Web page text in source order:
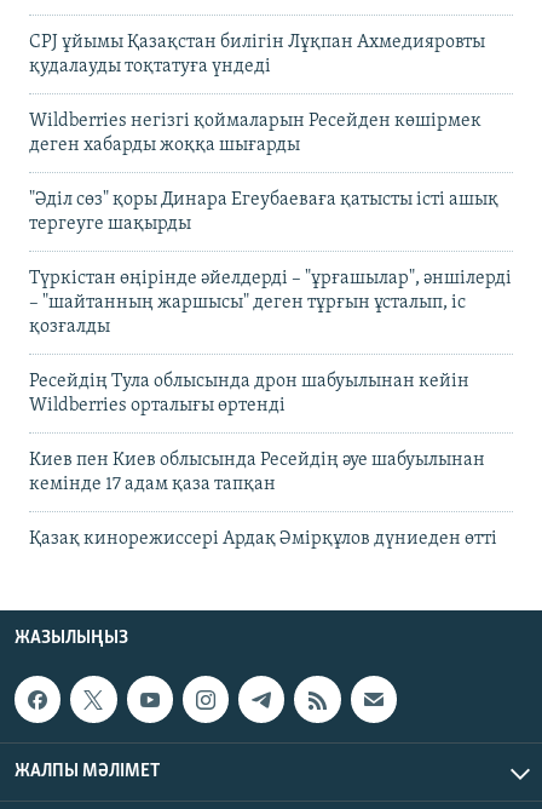
CPJ ұйымы Қазақстан билігін Лұқпан Ахмедияровты
қудалауды тоқтатуға үндеді
Wildberries негізгі қоймаларын Ресейден көшірмек
деген хабарды жоққа шығарды
"Әділ сөз" қоры Динара Егеубаеваға қатысты істі ашық
тергеуге шақырды
Түркістан өңірінде әйелдерді – "ұрғашылар", әншілерді
– "шайтанның жаршысы" деген тұрғын ұсталып, іс
қозғалды
Ресейдің Тула облысында дрон шабуылынан кейін
Wildberries орталығы өртенді
Киев пен Киев облысында Ресейдің әуе шабуылынан
кемінде 17 адам қаза тапқан
Қазақ кинорежиссері Ардақ Әмірқұлов дүниеден өтті
ЖАЗЫЛЫҢЫЗ
ЖАЛПЫ МӘЛІМЕТ